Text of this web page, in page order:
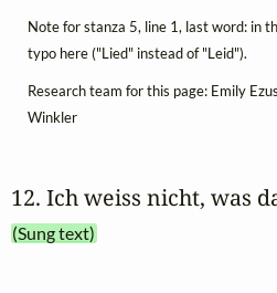
Note for stanza 5, line 1, last word: in
typo here ("Lied" instead of "Leid").
Research team for this page: Emily
Winkler
12. Ich weiss nicht, was
(Sung text)